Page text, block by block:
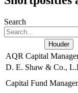
Search
Houder
AQR Capital
D. E. Shaw & Co.,
Capital Fund